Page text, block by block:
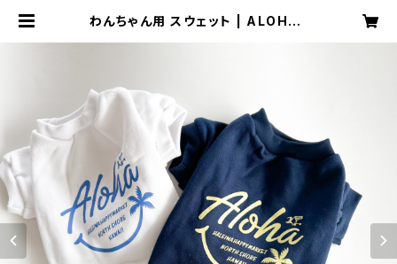
わんちゃん用 スウェット | ALOHAL